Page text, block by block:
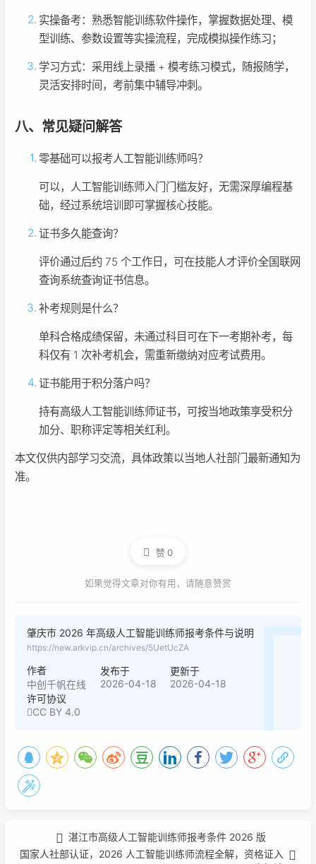
实操备考：熟悉智能训练软件操作，掌握数据处理、模
型训练、参数设置等实操流程，完成模拟操作练习；
学习方式：采用线上录播 + 模考练习模式，随报随学，
灵活安排时间，考前集中辅导冲刺。
八、常见疑问解答
零基础可以报考人工智能训练师吗？
可以，人工智能训练师入门门槛友好，无需深厚编程基
础，经过系统培训即可掌握核心技能。
证书多久能查询？
评价通过后约 75 个工作日，可在技能人才评价全国联网
查询系统查询证书信息。
补考规则是什么？
单科合格成绩保留，未通过科目可在下一考期补考，每
科仅有 1 次补考机会，需重新缴纳对应考试费用。
证书能用于积分落户吗？
持有高级人工智能训练师证书，可按当地政策享受积分
加分、职称评定等相关红利。
本文仅供内部学习交流，具体政策以当地人社部门最新通知为
准。
赞0
如果觉得文章对你有用，请随意赞赏
肇庆市 2026 年高级人工智能训练师报考条件与说明
https://new.arkvip.cn/archives/5UetUcZA
作者
中创千帆在线
发布于
2026-04-18
更新于
2026-04-18
许可协议
CC BY 4.0
湛江市高级人工智能训练师报考条件 2026 版
国家人社部认证，2026 人工智能训练师流程全解，资格证入